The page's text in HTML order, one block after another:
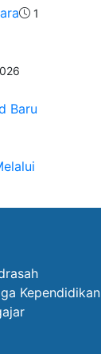
1
Baru
Kependidikan